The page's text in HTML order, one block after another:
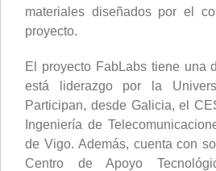
materiales diseñados por el
proyecto.
El proyecto FabLabs tiene una
está liderazgo por la
Participan, desde Galicia, el
Ingeniería de
de Vigo. Además, cuenta con
Centro de Apoyo